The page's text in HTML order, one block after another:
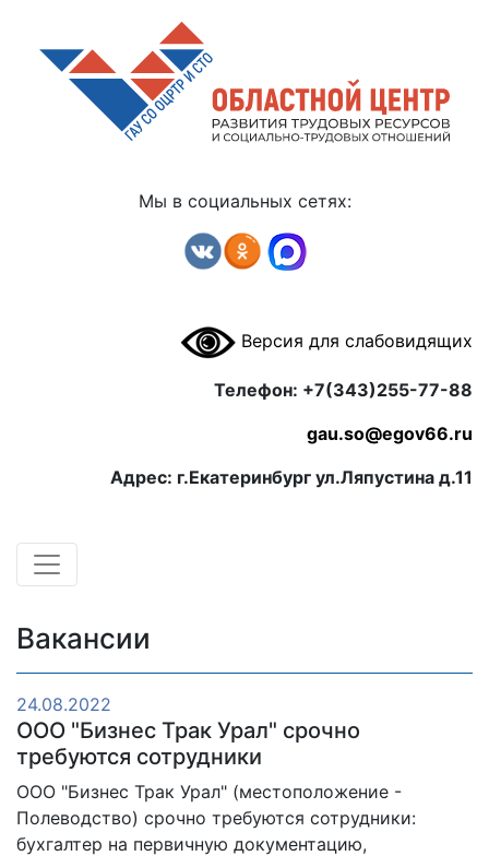
Мы в социальных сетях:
Версия для слабовидящих
Телефон: +7(343)255-77-88
gau.so@egov66.ru
Адрес: г.Екатеринбург ул.Ляпустина д.11
Вакансии
24.08.2022
ООО "Бизнес Трак Урал" срочно
требуются сотрудники
ООО "Бизнес Трак Урал" (местоположение -
Полеводство) срочно требуются сотрудники:
бухгалтер на первичную документацию,